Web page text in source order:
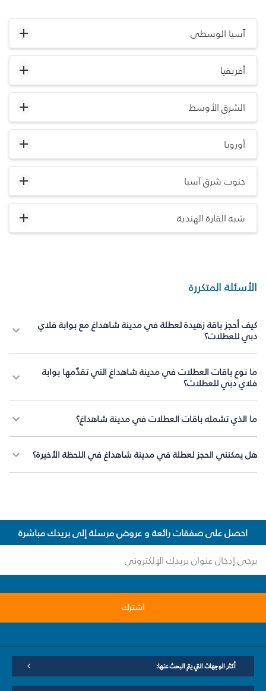
آسيا الوسطى
أفريقيا
الشرق الأوسط
أوروبا
جنوب شرق آسيا
شبه القارة الهندية
الأسئلة المتكررة
كيف أحجز باقة زهيدة لعطلة في مدينة شاهداغ مع بوابة فلاي
دبي للعطلات؟
ما نوع باقات العطلات في مدينة شاهداغ التي تقدّمها بوابة
فلاي دبي للعطلات؟
ما الذي تشمله باقات العطلات في مدينة شاهداغ؟
هل يمكنني الحجز لعطلة في مدينة شاهداغ في اللحظة الأخيرة؟
احصل على صفقات رائعة و عروض مرسلة إلى بريدك مباشرة
اشترك
أكثر الوجهات التي يتم البحث عنها: